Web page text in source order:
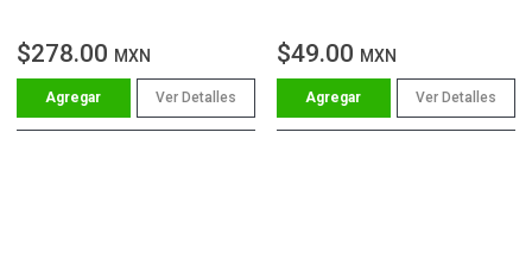
$278.00 MXN
Ver Detalles
$49.00 MXN
Ver Detalles